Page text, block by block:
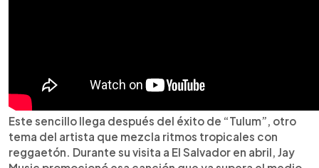
Este sencillo llega después del éxito de “Tulum”, otro
tema del artista que mezcla ritmos tropicales con
reggaetón. Durante su visita a El Salvador en abril, Jay